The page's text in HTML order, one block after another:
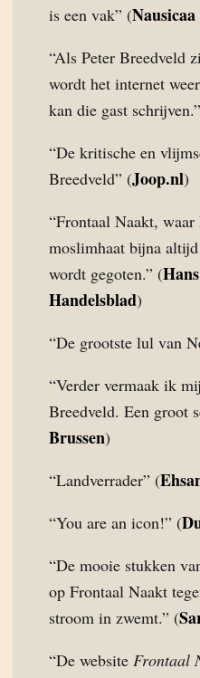
is een vak” (
“Als Peter Breedveld
wordt het internet
kan die gast
“De kritische en
Breedveld” (Joop.nl)
“Frontaal Naakt, waar
moslimhaat bijna
wordt gegoten.” (
Handelsblad)
“De grootste lul van
“Verder vermaak ik
Breedveld. Een groot
Brussen)
“Landverrader” (
“You are an icon!” (
“De mooie stukken
op Frontaal Naakt
stroom in zwemt.” (
“De website Frontaal